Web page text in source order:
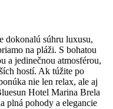
dokonalú súhru luxusu,
na pláži. S bohatou
a jedinečnou atmosférou,
hostí. Ak túžite po
nie len relax, ale aj
Hotel Marina Brela
plná pohody a elegancie